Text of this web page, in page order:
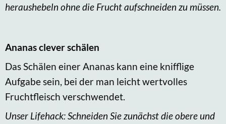
heraushebeln ohne die Frucht aufschneiden zu müssen.
Ananas clever schälen
Das Schälen einer Ananas kann eine knifflige
Aufgabe sein, bei der man leicht wertvolles
Fruchtfleisch verschwendet.
Unser Lifehack: Schneiden Sie zunächst die obere und